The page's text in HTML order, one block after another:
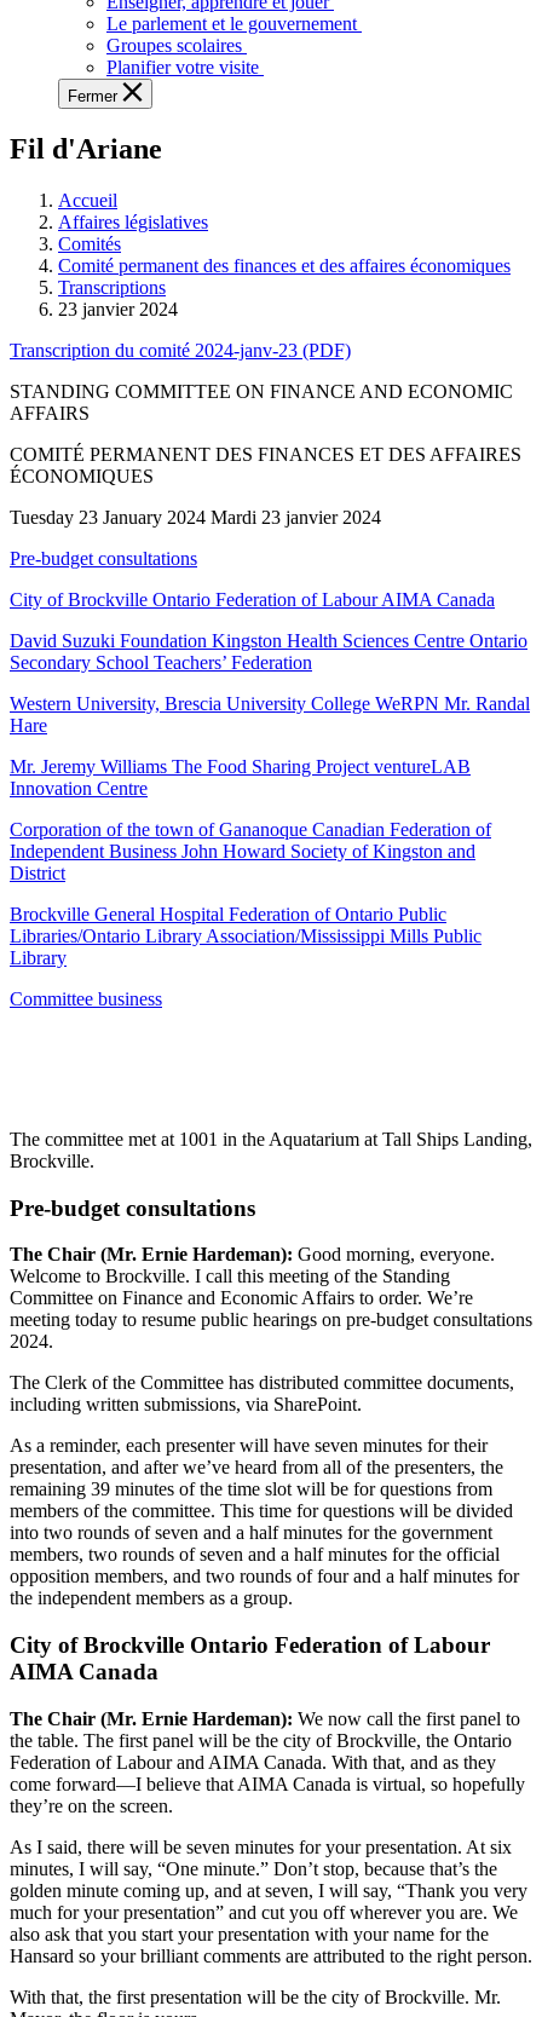
voir,
apprendre
et
à
à
législative.
Le parlement et le gouvernement
Groupes scolaires
Planifier votre visite
Fermer
Fil d'Ariane
Accueil
Affaires législatives
Comités
Comité permanent des finances et des affaires économiques
Transcriptions
23 janvier 2024
Transcription du comité 2024-janv-23 (PDF)
STANDING COMMITTEE ON FINANCE AND ECONOMIC
AFFAIRS
COMITÉ PERMANENT DES FINANCES ET DES AFFAIRES
ÉCONOMIQUES
Tuesday 23 January 2024 Mardi 23 janvier 2024
Pre-budget consultations
City of Brockville Ontario Federation of Labour AIMA Canada
David Suzuki Foundation Kingston Health Sciences Centre Ontario
Secondary School Teachers’ Federation
Western University, Brescia University College WeRPN Mr. Randal
Hare
Mr. Jeremy Williams The Food Sharing Project ventureLAB
Innovation Centre
Corporation of the town of Gananoque Canadian Federation of
Independent Business John Howard Society of Kingston and
District
Brockville General Hospital Federation of Ontario Public
Libraries/Ontario Library Association/Mississippi Mills Public
Library
Committee business
The committee met at 1001 in the Aquatarium at Tall Ships Landing,
Brockville.
Pre-budget consultations
The Chair (Mr. Ernie Hardeman): Good morning, everyone.
Welcome to Brockville. I call this meeting of the Standing
Committee on Finance and Economic Affairs to order. We’re
meeting today to resume public hearings on pre-budget consultations
2024.
The Clerk of the Committee has distributed committee documents,
including written submissions, via SharePoint.
As a reminder, each presenter will have seven minutes for their
presentation, and after we’ve heard from all of the presenters, the
remaining 39 minutes of the time slot will be for questions from
members of the committee. This time for questions will be divided
into two rounds of seven and a half minutes for the government
members, two rounds of seven and a half minutes for the official
opposition members, and two rounds of four and a half minutes for
the independent members as a group.
City of Brockville Ontario Federation of Labour
AIMA Canada
The Chair (Mr. Ernie Hardeman): We now call the first panel to
the table. The first panel will be the city of Brockville, the Ontario
Federation of Labour and AIMA Canada. With that, and as they
come forward—I believe that AIMA Canada is virtual, so hopefully
they’re on the screen.
As I said, there will be seven minutes for your presentation. At six
minutes, I will say, “One minute.” Don’t stop, because that’s the
golden minute coming up, and at seven, I will say, “Thank you very
much for your presentation” and cut you off wherever you are. We
also ask that you start your presentation with your name for the
Hansard so your brilliant comments are attributed to the right person.
With that, the first presentation will be the city of Brockville. Mr.